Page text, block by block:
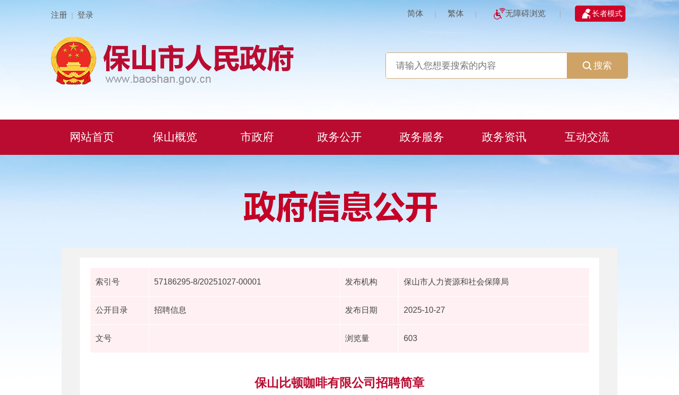
注册 | 登录 简体 | 繁体 | 无障碍浏览 | 长者模式
搜索
网站首页 保山概览 市政府 政务公开 政务服务 政务资讯 互动交流
索引号 57186295-8/20251027-00001 发布机构 保山市人力资源和社会保障局
公开目录 招聘信息 发布日期 2025-10-27
文号 浏览量 603
保山比顿咖啡有限公司招聘简章